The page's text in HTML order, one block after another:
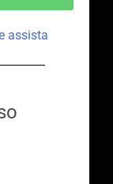
assista